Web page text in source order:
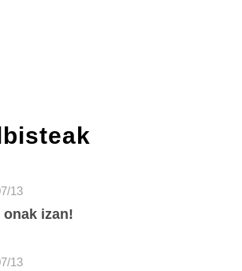
13
onak izan!
13